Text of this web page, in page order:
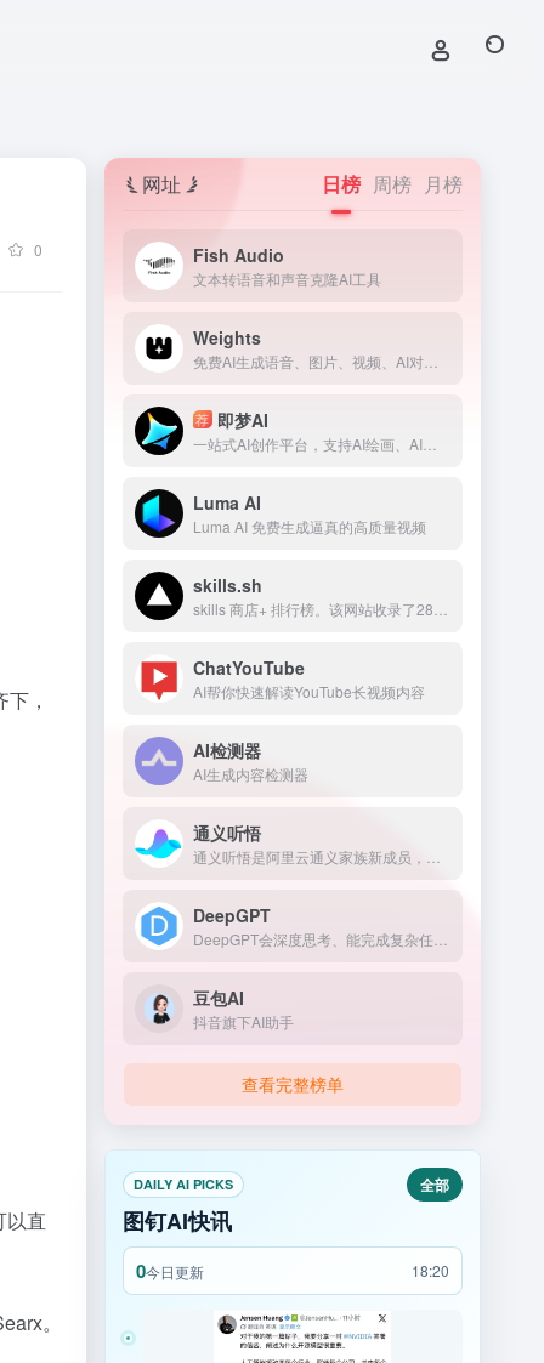
0
，
以直
。
网址 日榜 周榜 月榜
Fish Audio
文本转语音和声音克隆AI工具
Weights
荐 即梦AI
Luma AI
Luma AI 免费生成逼真的高质量视频
skills.sh
ChatYouTube
AI帮你快速解读YouTube长视频内容
AI检测器
AI生成内容检测器
通义听悟
DeepGPT
豆包AI
抖音旗下AI助手
查看完整榜单
DAILY AI PICKS
图钉AI快讯
全部
0今日更新 18:20